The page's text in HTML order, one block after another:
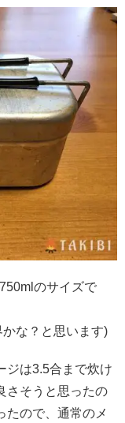
のサイズで
な？と思います)
ジは3.5合まで炊け
さそうと思ったの
たので、通常のメ